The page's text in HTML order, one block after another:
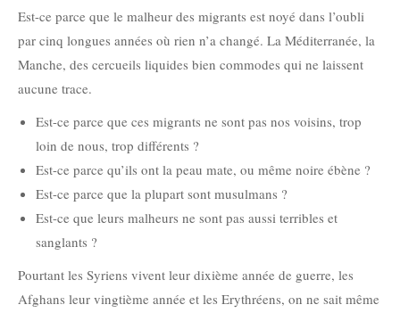
Est-ce parce que le malheur des migrants est noyé dans l’oubli
par cinq longues années où rien n’a changé. La Méditerranée, la
Manche, des cercueils liquides bien commodes qui ne laissent
aucune trace.
Est-ce parce que ces migrants ne sont pas nos voisins, trop
loin de nous, trop différents ?
Est-ce parce qu’ils ont la peau mate, ou même noire ébène ?
Est-ce parce que la plupart sont musulmans ?
Est-ce que leurs malheurs ne sont pas aussi terribles et
sanglants ?
Pourtant les Syriens vivent leur dixième année de guerre, les
Afghans leur vingtième année et les Erythréens, on ne sait même